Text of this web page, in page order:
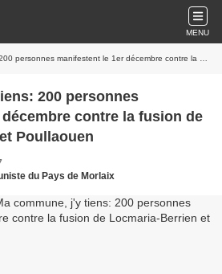
MENU
manifestent le 1er décembre contre la fusion de Locmaria-Berrien et Poullaouen
200 personnes
contre la fusion de
Poullaouen
du Pays de Morlaix